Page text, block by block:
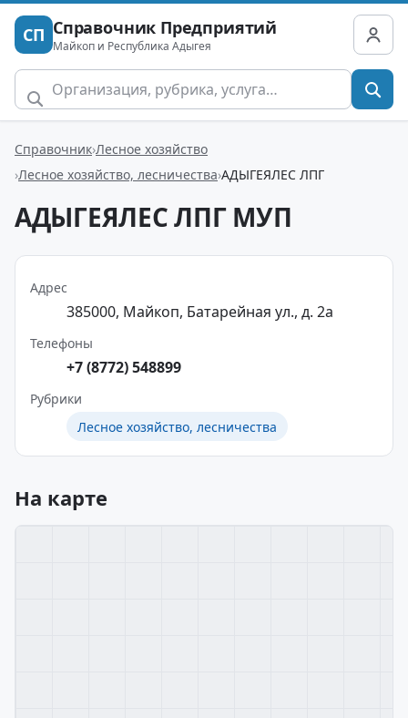
СП Справочник Предприятий
Майкоп и Республика Адыгея
Справочник Лесное хозяйство
Лесное хозяйство, лесничества АДЫГЕЯЛЕС ЛПГ
АДЫГЕЯЛЕС ЛПГ МУП
Адрес
385000, Майкоп, Батарейная ул., д. 2а
Телефоны
+7 (8772) 548899
Рубрики
Лесное хозяйство, лесничества
На карте